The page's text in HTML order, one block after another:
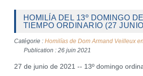
HOMILÍA DEL 13º DOMINGO
TIEMPO ORDINARIO (27
Catégorie : Homilías de Dom Armand Veilleux
Publication : 26 juin 2021
27 de junio de 2021 -- 13º domingo